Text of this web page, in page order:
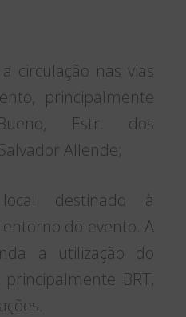
circulação nas vias
principalmente
Estr. dos
Allende;
destinado à
do evento. A
a utilização do
BRT,